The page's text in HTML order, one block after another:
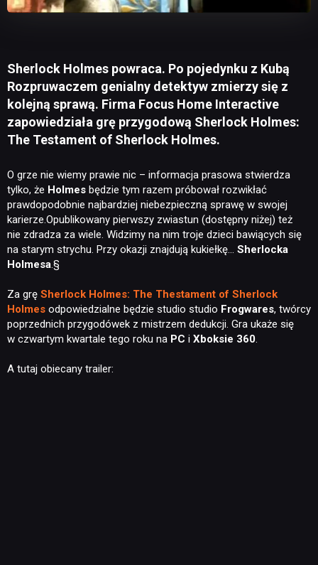
Sherlock Holmes powraca. Po pojedynku z Kubą
Rozpruwaczem genialny detektyw zmierzy się z
kolejną sprawą. Firma Focus Home Interactive
zapowiedziała grę przygodową Sherlock Holmes:
The Testament of Sherlock Holmes.
O grze nie wiemy prawie nic – informacja prasowa stwierdza
tylko, że Holmes będzie tym razem próbował rozwikłać
prawdopodobnie najbardziej niebezpieczną sprawę w swojej
karierze.Opublikowany pierwszy zwiastun (dostępny niżej) też
nie zdradza za wiele. Widzimy na nim troje dzieci bawiących się
na starym strychu. Przy okazji znajdują kukiełkę… Sherlocka
Holmesa.§
Za grę Sherlock Holmes: The Thestament of Sherlock
Holmes odpowiedzialne będzie studio studio Frogwares, twórcy
poprzednich przygodówek z mistrzem dedukcji. Gra ukaże się
w czwartym kwartale tego roku na PC i Xboksie 360.
A tutaj obiecany trailer: